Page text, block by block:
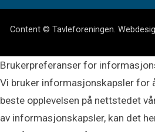
Content © Tavleforeningen.
Brukerpreferanser for
Vi bruker informasjonskapsler for
beste opplevelsen på nettstedet
av informasjonskapsler, kan det